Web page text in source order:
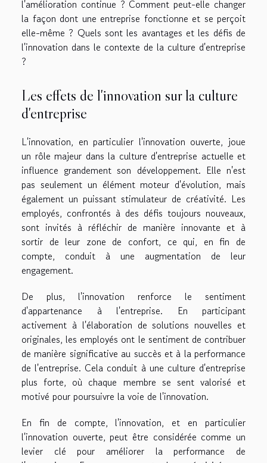
l'amélioration continue ? Comment peut-elle changer
la façon dont une entreprise fonctionne et se perçoit
elle-même ? Quels sont les avantages et les défis de
l'innovation dans le contexte de la culture d'entreprise
?
Les effets de l'innovation sur la culture
d'entreprise
L'innovation, en particulier l'innovation ouverte, joue
un rôle majeur dans la culture d'entreprise actuelle et
influence grandement son développement. Elle n'est
pas seulement un élément moteur d'évolution, mais
également un puissant stimulateur de créativité. Les
employés, confrontés à des défis toujours nouveaux,
sont invités à réfléchir de manière innovante et à
sortir de leur zone de confort, ce qui, en fin de
compte, conduit à une augmentation de leur
engagement.
De plus, l'innovation renforce le sentiment
d'appartenance à l'entreprise. En participant
activement à l'élaboration de solutions nouvelles et
originales, les employés ont le sentiment de contribuer
de manière significative au succès et à la performance
de l'entreprise. Cela conduit à une culture d'entreprise
plus forte, où chaque membre se sent valorisé et
motivé pour poursuivre la voie de l'innovation.
En fin de compte, l'innovation, et en particulier
l'innovation ouverte, peut être considérée comme un
levier clé pour améliorer la performance de